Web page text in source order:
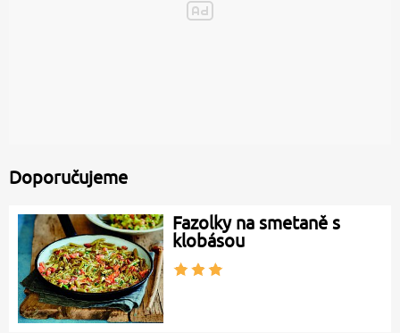
Doporučujeme
Fazolky na smetaně s
klobásou